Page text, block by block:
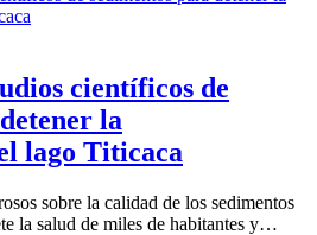
científicos de
la
lago Titicaca
sobre la calidad de los sedimentos
la salud de miles de habitantes y…